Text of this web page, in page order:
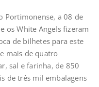
Portimonense, a 08 de
os White Angels fizeram
de bilhetes para este
mais de quatro
sal e farinha, de 850
de três mil embalagens